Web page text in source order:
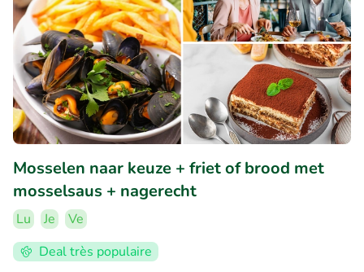
Mosselen naar keuze + friet of brood met
mosselsaus + nagerecht
Lu Je
Ve
Deal très populaire